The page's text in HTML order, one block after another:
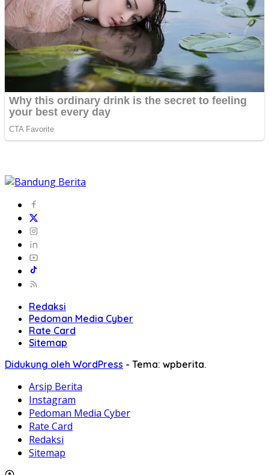
Redaksi
Pedoman Media Cyber
Rate Card
Sitemap
Didukung oleh WordPress - Tema: wpberita.
Arsip Berita
Instagram
Pedoman Media Cyber
Rate Card
Redaksi
Sitemap